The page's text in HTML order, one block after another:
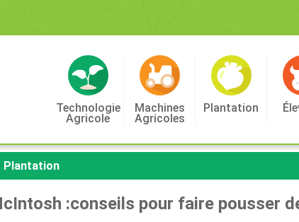
Technologie
Agricole
Machines
Agricoles
Plantation
Plantation
:conseils pour faire pousser